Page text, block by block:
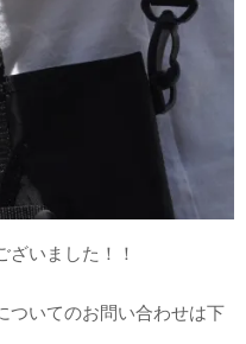
いました！！
ついてのお問い合わせは下